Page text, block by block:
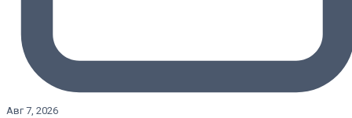
Авг 7, 2026